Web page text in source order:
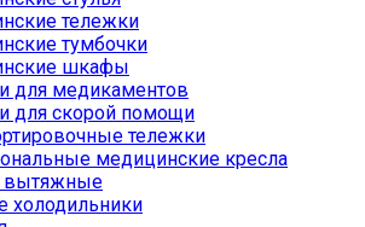
тележки
тумбочки
шкафы
для медикаментов
для скорой помощи
тележки
медицинские кресла
холодильники